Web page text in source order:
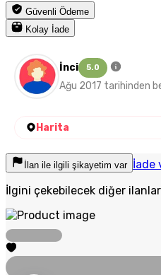
Güvenli Ödeme
Kolay İade
İnci 5.0
Ağu 2017 tarihinden
Harita
İlan ile ilgili şikayetim var İade
İlgini çekebilecek diğer ilanlar